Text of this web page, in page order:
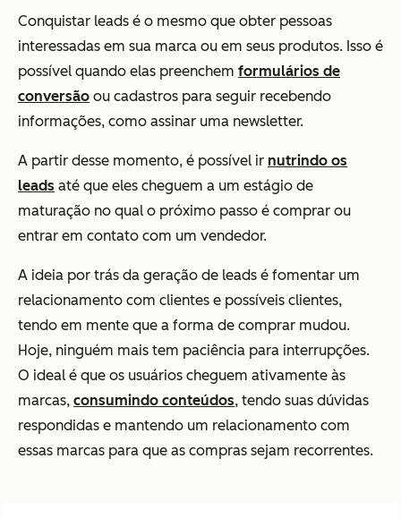
Conquistar leads é o mesmo que obter pessoas
interessadas em sua marca ou em seus produtos. Isso é
possível quando elas preenchem formulários de
conversão ou cadastros para seguir recebendo
informações, como assinar uma newsletter.
A partir desse momento, é possível ir nutrindo os
leads até que eles cheguem a um estágio de
maturação no qual o próximo passo é comprar ou
entrar em contato com um vendedor.
A ideia por trás da geração de leads é fomentar um
relacionamento com clientes e possíveis clientes,
tendo em mente que a forma de comprar mudou.
Hoje, ninguém mais tem paciência para interrupções.
O ideal é que os usuários cheguem ativamente às
marcas, consumindo conteúdos, tendo suas dúvidas
respondidas e mantendo um relacionamento com
essas marcas para que as compras sejam recorrentes.